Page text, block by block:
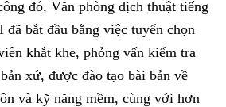
đó, Văn phòng dịch thuật tiếng
bắt đầu bằng việc tuyển chọn
khắt khe, phỏng vấn kiểm tra
xứ, được đào tạo bài bản về
và kỹ năng mềm, cùng với hơn